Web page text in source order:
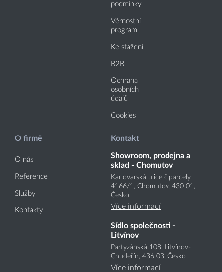
podmínky
Věrnostní
program
Ke stažení
B2B
Ochrana
osobních
údajů
Cookies
O firmě
O nás
Reference
Služby
Kontakty
Kontakt
Showroom, prodejna a
sklad - Chomutov
Karlovarská ulice č.parcely
4166/1, Chomutov, 430 01,
Česko
Více informací
Sídlo společnosti -
Litvínov
Partyzánská 108, Litvínov-
Chudeřín, 436 03, Česko
Více informací